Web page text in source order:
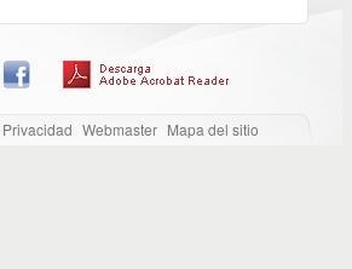
Privacidad Webmaster Mapa del sitio